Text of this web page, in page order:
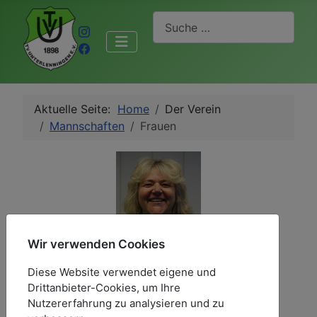
Aktuelle Seite: Home
Der Verein
Mannschaften
Frauen
Wir verwenden Cookies
Diese Website verwendet eigene und
Drittanbieter-Cookies, um Ihre
Nutzererfahrung zu analysieren und zu